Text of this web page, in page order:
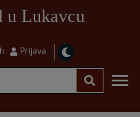
u Lukavcu
Prijava